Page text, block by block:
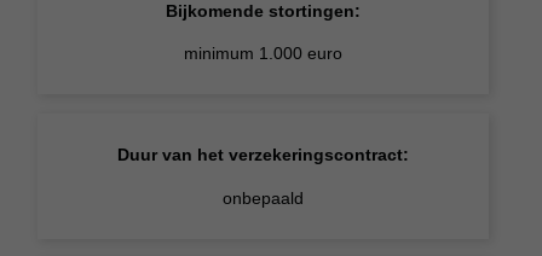
Bijkomende stortingen:
minimum 1.000 euro
Duur van het verzekeringscontract:
onbepaald